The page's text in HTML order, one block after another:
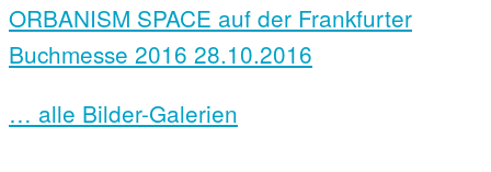
ORBANISM SPACE auf der Frankfurter
Buchmesse 2016 28.10.2016
… alle Bilder-Galerien